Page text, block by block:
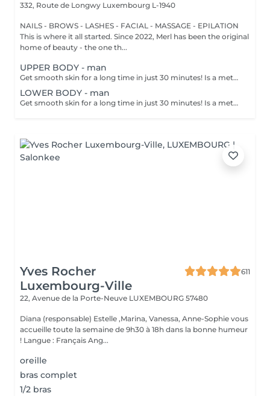
332, Route de Longwy Luxembourg L-1940
NAILS - BROWS - LASHES - FACIAL - MASSAGE - EPILATION
This is where it all started. Since 2022, Merl has been the original
home of beauty - the one th...
UPPER BODY - man
Get smooth skin for a long time in just 30 minutes! Is a method of hair removal when your hair is pulled out with warm wax with the hair follicle. How is wax epilation done? - preparation is performed - wax is applied - depilation is performed - wax residue is removed Age restrictions: recommended to do from 14 years. Post procedure recommendations: do not take hot bath, do not visit sauna, do not swim in the pool for 12 hours after the procedure - it can cause irritation. Frequency: once in 4 weeks.
LOWER BODY - man
Get smooth skin for a long time in just 30 minutes! Is a method of hair removal when your hair is pulled out with warm wax with the hair follicle. How is wax epilation done? - preparation is performed - wax is applied - depilation is performed - wax residue is removed Age restrictions: recommended to do from 14 years. Post procedure recommendations: do not take hot bath, do not visit sauna, do not swim in the pool for 12 hours after the procedure - it can cause irritation. Frequency: once in 4 weeks.
Yves Rocher
Luxembourg-Ville
611
22, Avenue de la Porte-Neuve LUXEMBOURG 57480
Diana (responsable) Estelle ,Marina, Vanessa, Anne-Sophie vous
accueille toute la semaine de 9h30 à 18h dans la bonne humeur
! Langue : Français Ang...
oreille
bras complet
1/2 bras